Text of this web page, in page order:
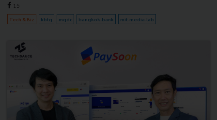
15
Tech & Biz kbtg mqdc bangkok-bank mit-media-lab